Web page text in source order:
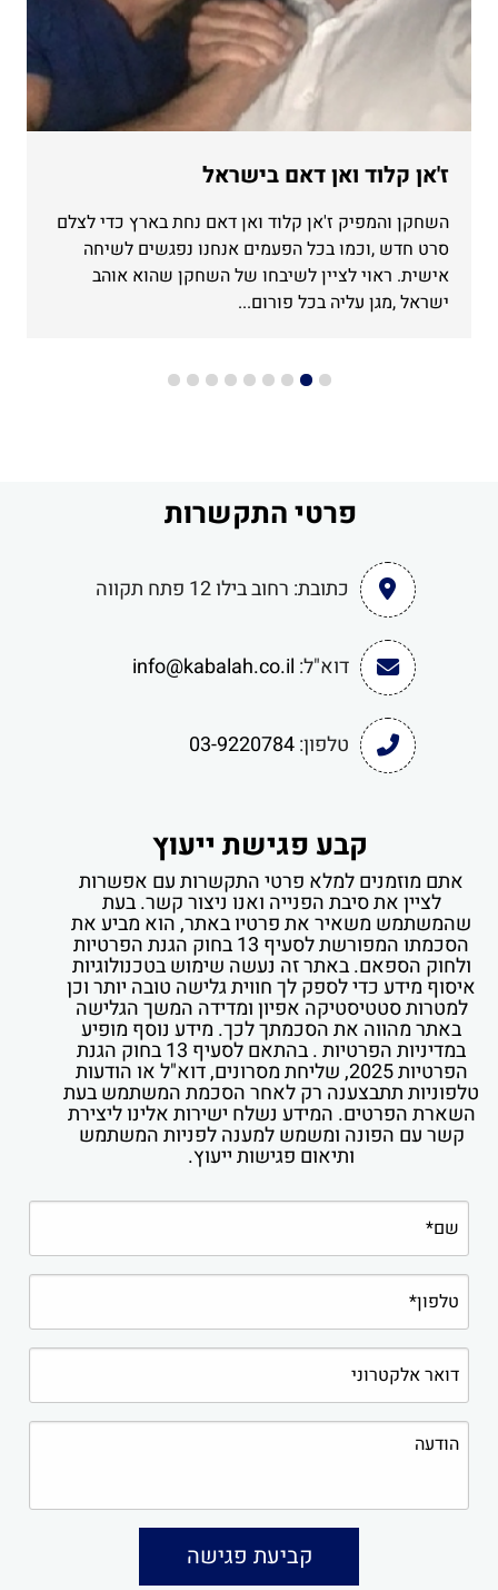
ז'אן קלוד ואן דאם בישראל
השחקן והמפיק ז'אן קלוד ואן דאם נחת בארץ כדי לצלם
סרט חדש ,וכמו בכל הפעמים אנחנו נפגשים לשיחה
אישית. ראוי לציין לשיבחו של השחקן שהוא אוהב
ישראל ,מגן עליה בכל פורום...
פרטי התקשרות
כתובת: רחוב בילו 12 פתח תקווה
דוא"ל: info@kabalah.co.il
טלפון:03-9220784
קבע פגישת ייעוץ
אתם מוזמנים למלא פרטי התקשרות עם אפשרות
לציין את סיבת הפנייה ואנו ניצור קשר. בעת
שהמשתמש משאיר את פרטיו באתר, הוא מביע את
הסכמתו המפורשת לסעיף 13 בחוק הגנת הפרטיות
ולחוק הספאם. באתר זה נעשה שימוש בטכנולוגיות
איסוף מידע כדי לספק לך חווית גלישה טובה יותר וכן
למטרות סטטיסטיקה אפיון ומדידה המשך הגלישה
באתר מהווה את הסכמתך לכך. מידע נוסף מופיע
במדיניות הפרטיות . בהתאם לסעיף 13 בחוק הגנת
הפרטיות 2025, שליחת מסרונים, דוא"ל או הודעות
טלפוניות תתבצענה רק לאחר הסכמת המשתמש בעת
השארת הפרטים. המידע נשלח ישירות אלינו ליצירת
קשר עם הפונה ומשמש למענה לפניות המשתמש
ותיאום פגישות ייעוץ.